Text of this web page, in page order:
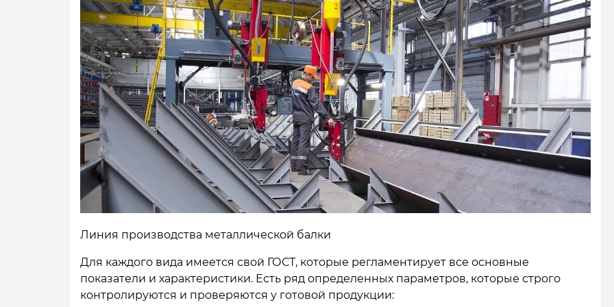
Линия производства металлической балки
Для каждого вида имеется свой ГОСТ, которые регламентирует все основные
показатели и характеристики. Есть ряд определенных параметров, которые строго
контролируются и проверяются у готовой продукции: